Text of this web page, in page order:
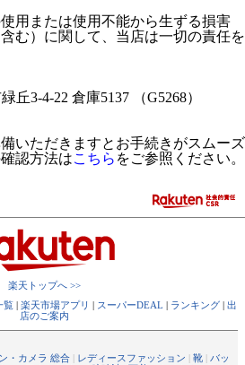
または使用不能から生ずる損害
む）に関して、当店は一切の責任を
丘3-4-22 倉庫5137 （G5268）
いただきますとお手続きがスムーズ
認方法はこちら をご参照ください。
楽天トップへ >>
覧 | 楽天市場アプリ | スーパーDEAL | ランキング | 出
店のご案内
・カメラ 総合 | レディースファッション | 靴 | バッ